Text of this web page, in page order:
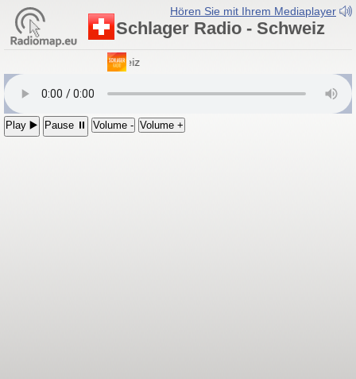
Hören Sie mit Ihrem Mediaplayer
Schlager Radio - Schweiz
- Schweiz
Play ▶️ Pause ⏸ Volume - Volume +